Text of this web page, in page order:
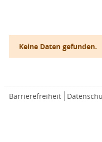
Keine Daten gefunden.
Barrierefreiheit